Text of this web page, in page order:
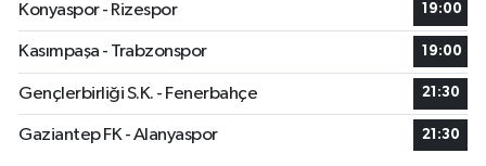
Konyaspor - Rizespor
19:00
Kasımpaşa - Trabzonspor 19:00
Gençlerbirliği S.K. - Fenerbahçe 21:30
Gaziantep FK - Alanyaspor 21:30